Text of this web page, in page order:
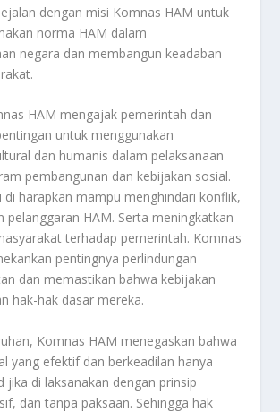
dengan misi Komnas HAM untuk
norma HAM dalam
negara dan membangun keadaban
HAM mengajak pemerintah dan
untuk menggunakan
dan humanis dalam pelaksanaan
pembangunan dan kebijakan sosial.
di harapkan mampu menghindari konflik,
pelanggaran HAM. Serta meningkatkan
terhadap pemerintah. Komnas
pentingnya perlindungan
dan memastikan bahwa kebijakan
hak-hak dasar mereka.
Komnas HAM menegaskan bahwa
yang efektif dan berkeadilan hanya
jika di laksanakan dengan prinsip
dan tanpa paksaan. Sehingga hak